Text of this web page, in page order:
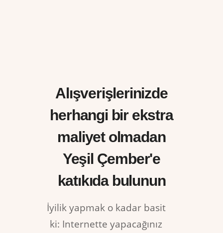
Alışverişlerinizde
herhangi bir ekstra
maliyet olmadan
Yeşil Çember'e
katıkıda bulunun
İyilik yapmak o kadar basit
ki: Internette yapacağınız